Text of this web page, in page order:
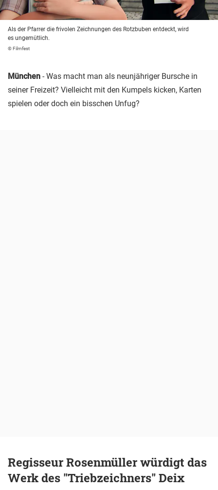
Als der Pfarrer die frivolen Zeichnungen des Rotzbuben entdeckt, wird
es ungemütlich.
© Filmfest
München - Was macht man als neunjähriger Bursche in
seiner Freizeit? Vielleicht mit den Kumpels kicken, Karten
spielen oder doch ein bisschen Unfug?
Regisseur Rosenmüller würdigt das
Werk des "Triebzeichners" Deix